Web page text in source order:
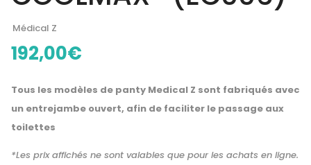
Médical Z
192,00€
Tous les modèles de panty Medical Z sont fabriqués avec
un entrejambe ouvert, afin de faciliter le passage aux
toilettes
*Les prix affichés ne sont valables que pour les achats en ligne.